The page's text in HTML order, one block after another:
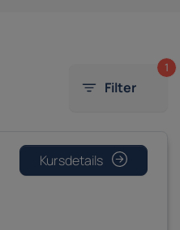
Filter
1
Kursdetails